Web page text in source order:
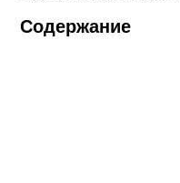
Содержание